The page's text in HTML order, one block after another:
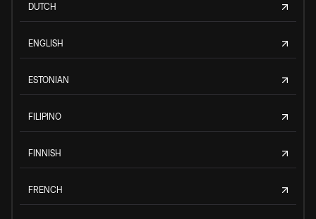
DUTCH
ENGLISH
ESTONIAN
FILIPINO
FINNISH
FRENCH